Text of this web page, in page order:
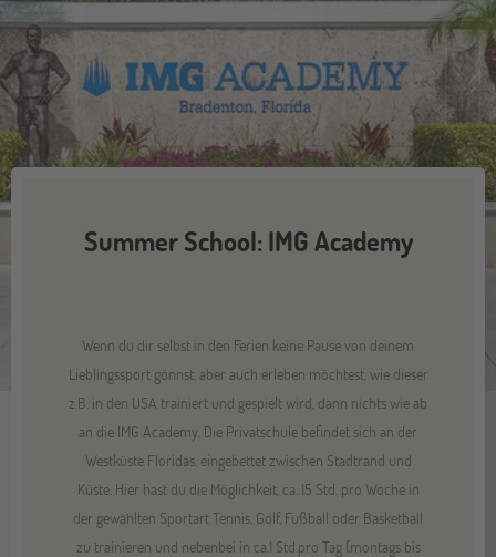
Summer School: IMG Academy
Wenn du dir selbst in den Ferien keine Pause von deinem
Lieblingssport gönnst, aber auch erleben möchtest, wie dieser
z.B. in den USA trainiert und gespielt wird, dann nichts wie ab
an die IMG Academy. Die Privatschule befindet sich an der
Westküste Floridas, eingebettet zwischen Stadtrand und
Küste. Hier hast du die Möglichkeit, ca. 15 Std. pro Woche in
der gewählten Sportart Tennis, Golf, Fußball oder Basketball
zu trainieren und nebenbei in ca.1 Std.pro Tag (montags bis